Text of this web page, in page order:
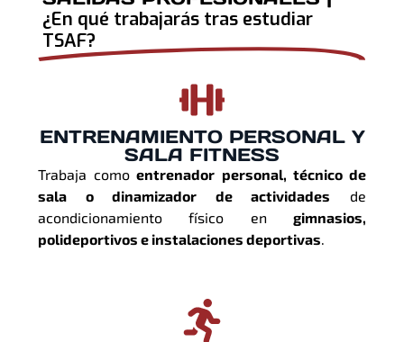
¿En qué trabajarás tras estudiar
TSAF?
ENTRENAMIENTO PERSONAL Y
SALA FITNESS
Trabaja como entrenador personal, técnico de
sala o dinamizador de actividades de
acondicionamiento físico en gimnasios,
polideportivos e instalaciones deportivas